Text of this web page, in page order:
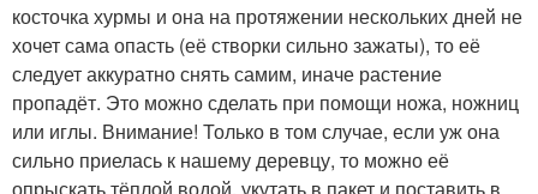
косточка хурмы и она на протяжении нескольких дней не
хочет сама опасть (её створки сильно зажаты), то её
следует аккуратно снять самим, иначе растение
пропадёт. Это можно сделать при помощи ножа, ножниц
или иглы. Внимание! Только в том случае, если уж она
сильно приелась к нашему деревцу, то можно её
опрыскать тёплой водой, укутать в пакет и поставить в